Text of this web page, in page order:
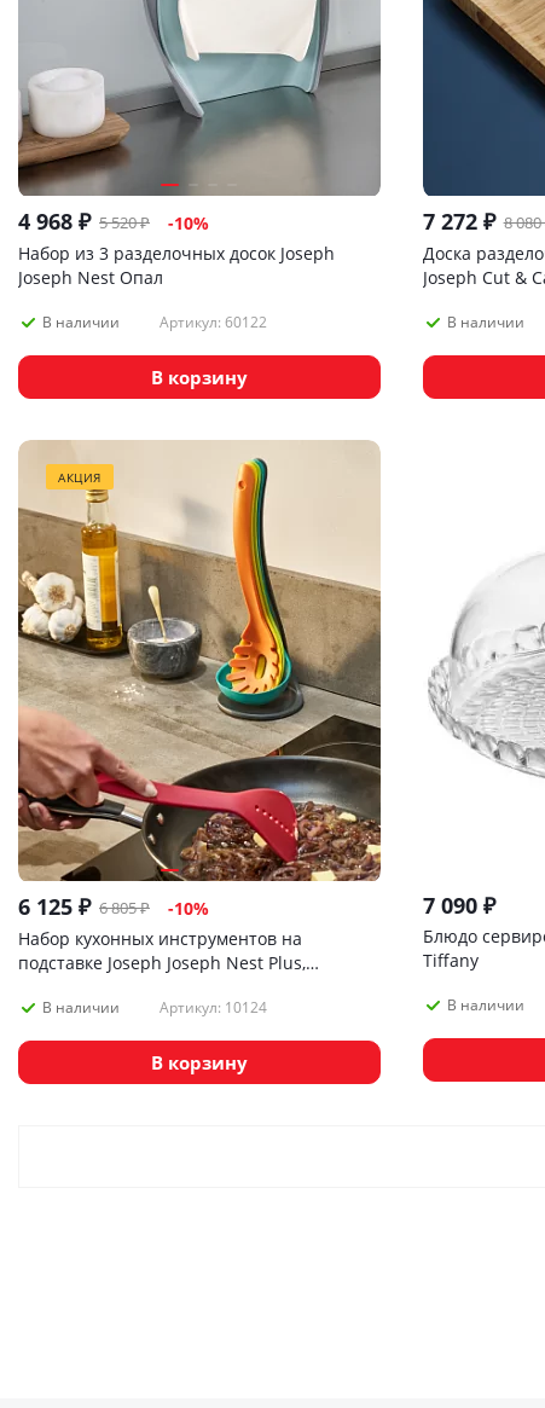
4 968 ₽ 5 520₽ -10%
Набор из 3 разделочных досок Joseph
Joseph Nest Опал
В наличии Артикул: 60122
В корзину
7 272₽ 8 080
Доска
Joseph Cut &
В наличии
АКЦИЯ
6 125 ₽ 6 805₽ -10%
Набор кухонных инструментов на
подставке Joseph Joseph Nest Plus,
В наличии Артикул: 10124
В корзину
7 090₽
Блюдо
Tiffany
В наличии